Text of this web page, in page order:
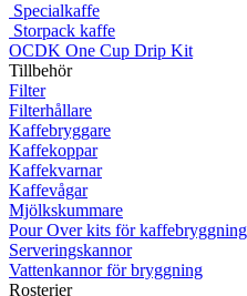
Specialkaffe
Storpack kaffe
OCDK One Cup Drip Kit
Tillbehör
Filter
Filterhållare
Kaffebryggare
Kaffekoppar
Kaffekvarnar
Kaffevågar
Mjölkskummare
Pour Over kits för kaffebryggning
Serveringskannor
Vattenkannor för bryggning
Rosterier